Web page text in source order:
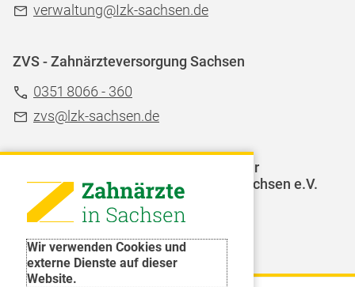
Wir verwenden Cookies und
externe Dienste auf dieser
Website.
verwaltung@Izk-sachsen.de
ZVS - Zahnärzteversorgung Sachsen
0351 8066 - 360
zvs@lzk-sachsen.de
LAGZ - Landesarbeitsgemeinschaft für
Jugendzahnpflege des Freistaates Sachsen e.V.